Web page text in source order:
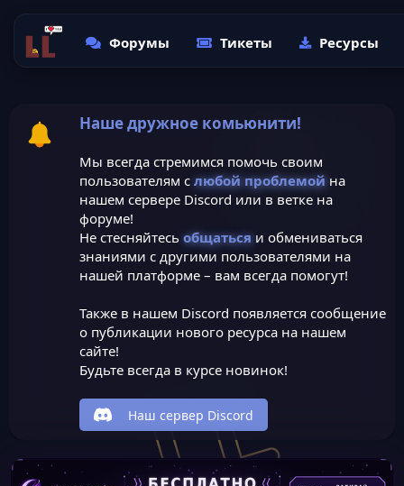
Форумы Тикеты Ресурсы
Наше дружное комьюнити!
Мы всегда стремимся помочь своим
пользователям с любой проблемойна
нашем сервере Discord или в ветке на
форуме!
Не стесняйтесь общатьсяи обмениваться
знаниями с другими пользователями на
нашей платформе – вам всегда помогут!
Также в нашем Discord появляется сообщение
о публикации нового ресурса на нашем
сайте!
Будьте всегда в курсе новинок!
Наш сервер Discord